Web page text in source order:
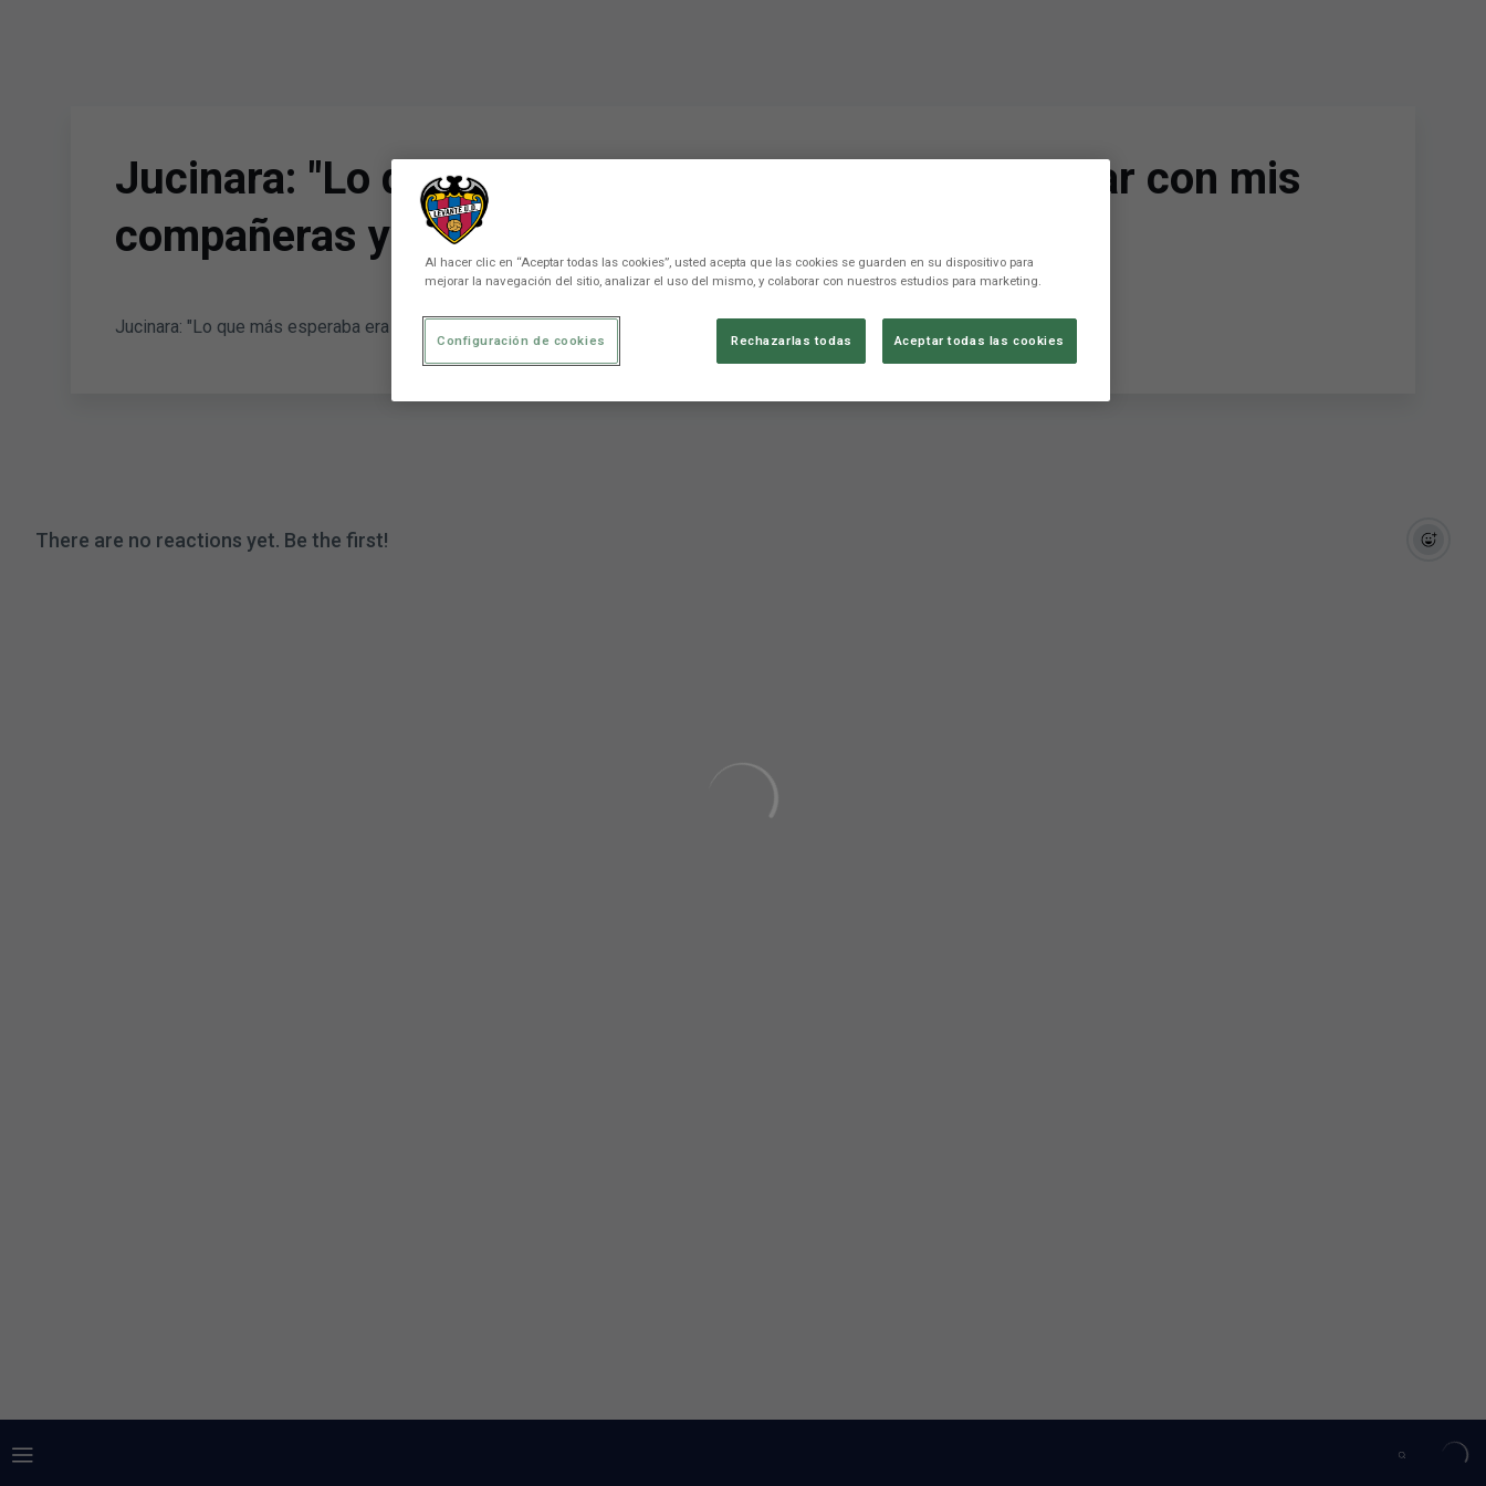
Jucinara: "Lo que más esperaba era volver, disfrutar con mis
compañeras y ayudar al Levante UD"
Jucinara: "Lo que más esperaba era volver, disfrutar con mis compañeras y ayudar al Levante UD"
There are no reactions yet. Be the first!
Al hacer clic en “Aceptar todas las cookies”, usted acepta que las cookies se guarden en su dispositivo para
mejorar la navegación del sitio, analizar el uso del mismo, y colaborar con nuestros estudios para marketing.
Rechazarlas todas Aceptar todas las cookies
Configuración de cookies